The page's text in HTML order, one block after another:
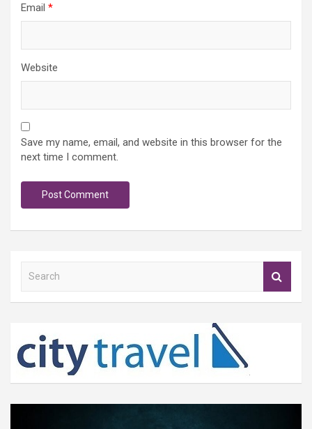
Email *
Website
Save my name, email, and website in this browser for the
next time I comment.
h